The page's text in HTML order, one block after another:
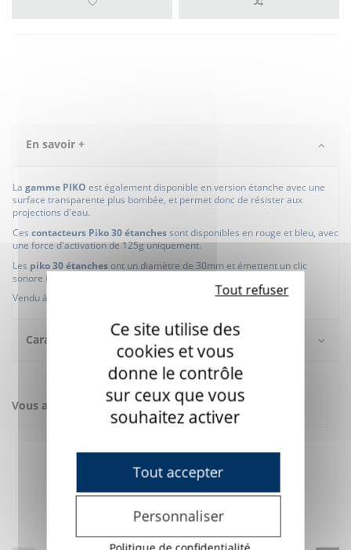
En savoir +
La gamme PIKO est également disponible en version étanche avec une
surface transparente plus bombée, et permet donc de résister aux
projections d'eau.
Ces contacteurs Piko 30 étanchessont disponibles en rouge et bleu, avec
une force d'activation de 125g uniquement.
Les piko 30 étanchesont un diamètre de 30mm et émettent un clic
sonore lorsque l'on presse sur le bouton.
Vendu à l'unité.
Caractéristiques
Vous aimerez aussi
Ce site utilise des
cookies et vous
donne le contrôle
sur ceux que vous
souhaitez activer
Tout accepter
Tout refuser
Personnaliser